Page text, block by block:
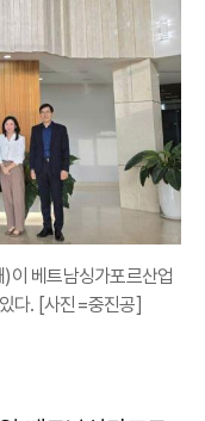
이 베트남싱가포르산업
다. [사진=중진공]